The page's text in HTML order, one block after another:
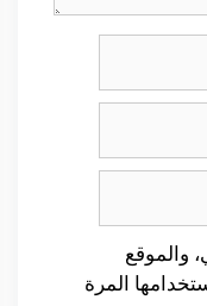
والموقع
المرة